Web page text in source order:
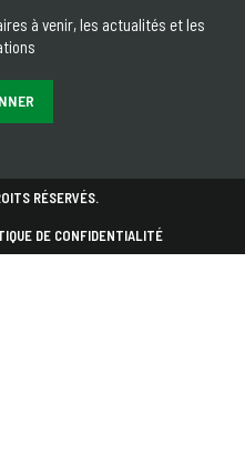
à venir, les actualités et les
RÉSERVÉS.
DE CONFIDENTIALITÉ